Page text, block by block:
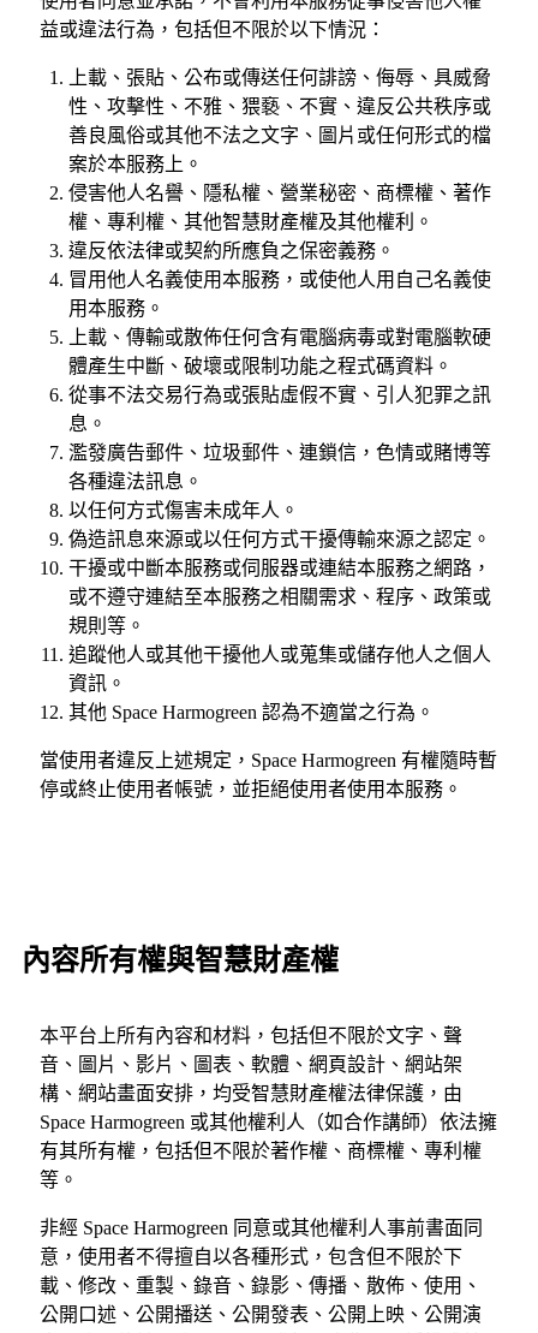
益或違法行為，包括但不限於以下情況：
上載、張貼、公布或傳送任何誹謗、侮辱、具威脅
性、攻擊性、不雅、猥褻、不實、違反公共秩序或
善良風俗或其他不法之文字、圖片或任何形式的檔
案於本服務上。
侵害他人名譽、隱私權、營業秘密、商標權、著作
權、專利權、其他智慧財產權及其他權利。
違反依法律或契約所應負之保密義務。
冒用他人名義使用本服務，或使他人用自己名義使
用本服務。
上載、傳輸或散佈任何含有電腦病毒或對電腦軟硬
體產生中斷、破壞或限制功能之程式碼資料。
從事不法交易行為或張貼虛假不實、引人犯罪之訊
息。
濫發廣告郵件、垃圾郵件、連鎖信，色情或賭博等
各種違法訊息。
以任何方式傷害未成年人。
偽造訊息來源或以任何方式干擾傳輸來源之認定。
干擾或中斷本服務或伺服器或連結本服務之網路，
或不遵守連結至本服務之相關需求、程序、政策或
規則等。
追蹤他人或其他干擾他人或蒐集或儲存他人之個人
資訊。
其他 Space Harmogreen 認為不適當之行為。
當使用者違反上述規定，Space Harmogreen 有權隨時暫
停或終止使用者帳號，並拒絕使用者使用本服務。
內容所有權與智慧財產權
本平台上所有內容和材料，包括但不限於文字、聲
音、圖片、影片、圖表、軟體、網頁設計、網站架
構、網站畫面安排，均受智慧財產權法律保護，由
Space Harmogreen 或其他權利人（如合作講師）依法擁
有其所有權，包括但不限於著作權、商標權、專利權
等。
非經 Space Harmogreen 同意或其他權利人事前書面同
意，使用者不得擅自以各種形式，包含但不限於下
載、修改、重製、錄音、錄影、傳播、散佈、使用、
公開口述、公開播送、公開發表、公開上映、公開演